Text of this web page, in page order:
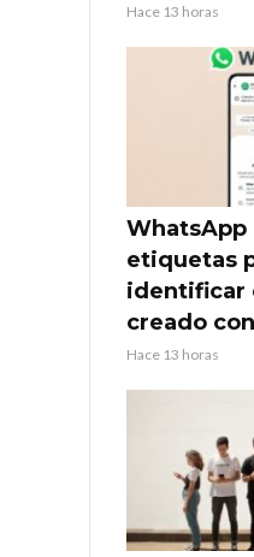
Hace 13 horas
WhatsApp
etiquetas
identificar
creado
Hace 13 horas